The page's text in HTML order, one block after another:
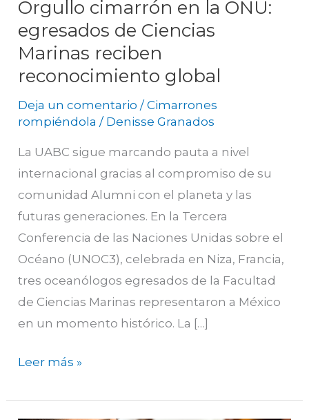
Orgullo cimarrón en la ONU:
egresados de Ciencias
Marinas reciben
reconocimiento global
Deja un comentario /Cimarrones
rompiéndola / Denisse Granados
La UABC sigue marcando pauta a nivel
internacional gracias al compromiso de su
comunidad Alumni con el planeta y las
futuras generaciones. En la Tercera
Conferencia de las Naciones Unidas sobre el
Océano (UNOC3), celebrada en Niza, Francia,
tres oceanólogos egresados de la Facultad
de Ciencias Marinas representaron a México
en un momento histórico. La […]
Leer más »